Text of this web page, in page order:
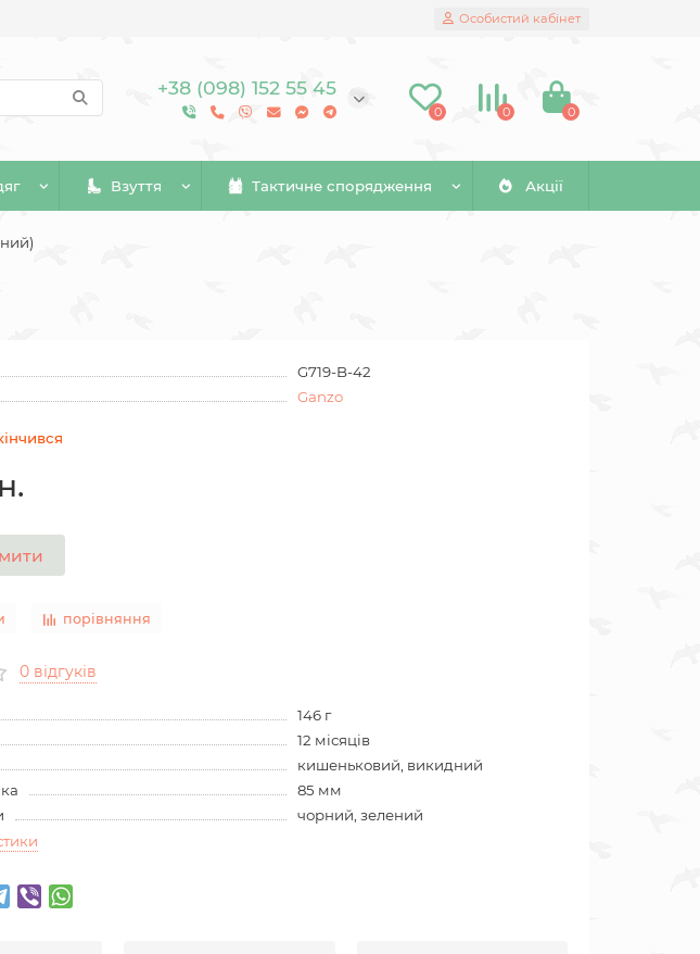
Особистий кабінет
+38 (098) 152 55 45
0 0 0
Взуття Тактичне спорядження Акції
G719-B-42
Ganzo
порівняння
0 відгуків
146 г
12 місяців
кишеньковий, викидний
85 мм
чорний, зелений